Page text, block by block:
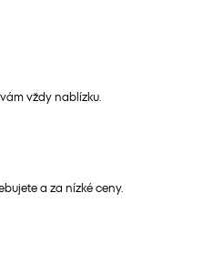
vždy nablízku.
a za nízké ceny.